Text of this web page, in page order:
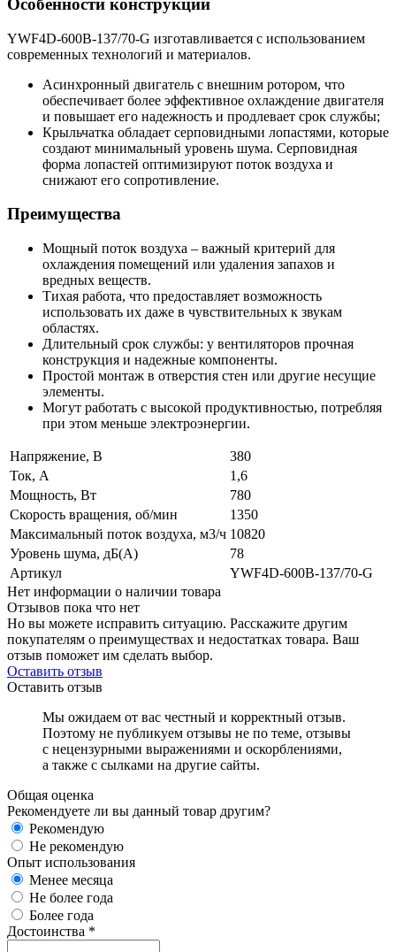
Особенности конструкции
YWF4D-600B-137/70-G изготавливается с использованием
современных технологий и материалов.
Асинхронный двигатель с внешним ротором, что
обеспечивает более эффективное охлаждение двигателя
и повышает его надежность и продлевает срок службы;
Крыльчатка обладает серповидными лопастями, которые
создают минимальный уровень шума. Серповидная
форма лопастей оптимизируют поток воздуха и
снижают его сопротивление.
Преимущества
Мощный поток воздуха – важный критерий для
охлаждения помещений или удаления запахов и
вредных веществ.
Тихая работа, что предоставляет возможность
использовать их даже в чувствительных к звукам
областях.
Длительный срок службы: у вентиляторов прочная
конструкция и надежные компоненты.
Простой монтаж в отверстия стен или другие несущие
элементы.
Могут работать с высокой продуктивностью, потребляя
при этом меньше электроэнергии.
Напряжение, В
380
Ток, А
1,6
Мощность, Вт
780
Скорость вращения, об/мин
1350
Максимальный поток воздуха, м3/ч 10820
Уровень шума, дБ(А)
78
Артикул
YWF4D-600B-137/70-G
Нет информации о наличии товара
Отзывов пока что нет
Но вы можете исправить ситуацию. Расскажите другим
покупателям о преимуществах и недостатках товара. Ваш
отзыв поможет им сделать выбор.
Оставить отзыв
Оставить отзыв
Мы ожидаем от вас честный и корректный отзыв.
Поэтому не публикуем отзывы не по теме, отзывы
с нецензурными выражениями и оскорблениями,
а также с сылками на другие сайты.
Общая оценка
Рекомендуете ли вы данный товар другим?
Рекомендую
Не рекомендую
Опыт использования
Менее месяца
Не более года
Более года
Достоинства *